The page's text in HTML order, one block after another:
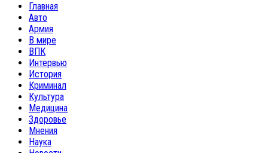
Главная
Авто
Армия
В мире
ВПК
Интервью
История
Криминал
Культура
Медицина
Здоровье
Мнения
Наука